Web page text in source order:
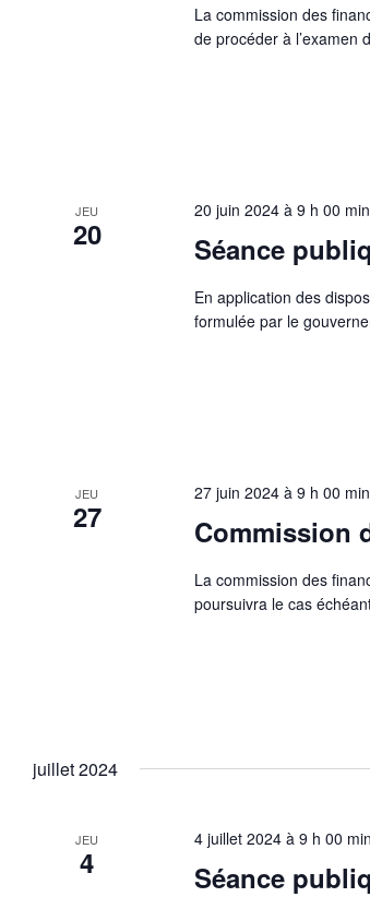
La commission des
de procéder à l’examen
JEU
20 Séance
20 juin 2024 à 9 h 00 min
En application des
formulée par le
JEU
27 Commission
27 juin 2024 à 9 h 00 min
La commission des
poursuivra le cas
juillet 2024
JEU
4 Séance
4 juillet 2024 à 9 h 00 min